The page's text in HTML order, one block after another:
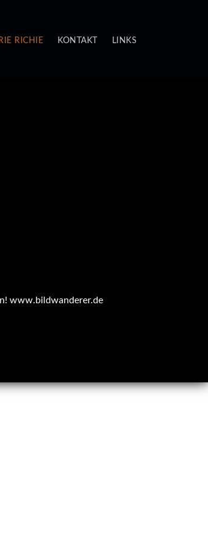
RICHIE KONTAKT LINKS
www.bildwanderer.de